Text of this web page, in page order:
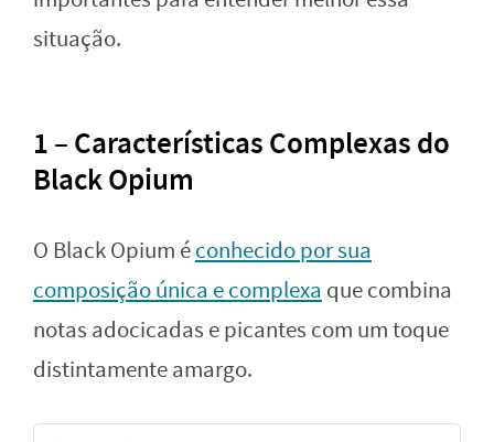
situação.
1 – Características Complexas do
Black Opium
O Black Opium éconhecido por sua
composição única e complexa que combina
notas adocicadas e picantes com um toque
distintamente amargo.